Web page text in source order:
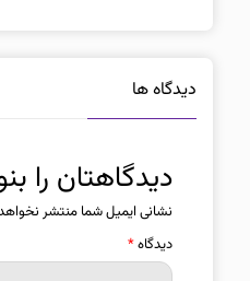
دیدگاه ها
دیدگاهتان را
نشانی ایمیل شما منتشر
دیدگاه*